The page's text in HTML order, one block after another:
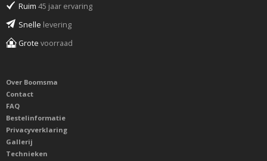
Ruim 45 jaar ervaring
Snelle levering
Grote voorraad
Over Boomsma
Contact
FAQ
Bestelinformatie
Privacyverklaring
Gallerij
Technieken